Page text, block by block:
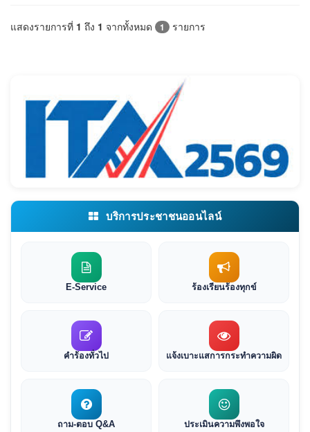
แสดงรายการที่ 1 ถึง 1 จากทั้งหมด 1 รายการ
บริการประชาชนออนไลน์
E-Service ร้องเรียนร้องทุกข์
คำร้องทั่วไป แจ้งเบาะแสการกระทำความผิด
ถาม-ตอบ Q&A ประเมินความพึงพอใจ